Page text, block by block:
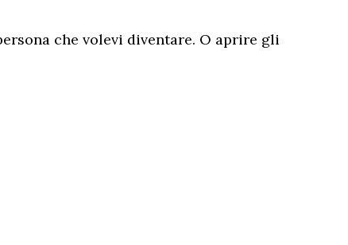
che volevi diventare. O aprire gli